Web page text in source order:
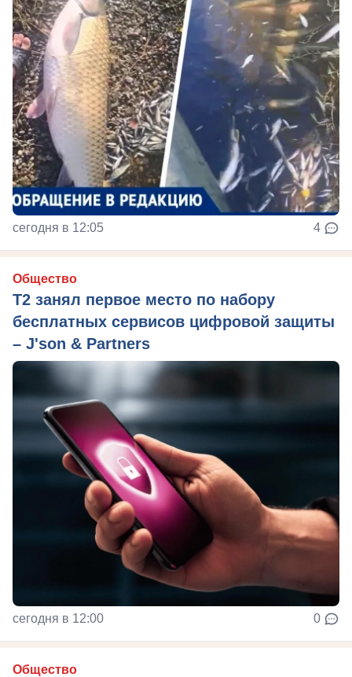
сегодня в 12:05 4
Общество
Т2 занял первое место по набору
бесплатных сервисов цифровой защиты
– J'son & Partners
сегодня в 12:00 0
Общество